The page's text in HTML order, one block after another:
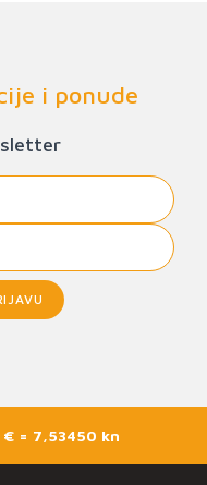
i ponude
= 7,53450 kn